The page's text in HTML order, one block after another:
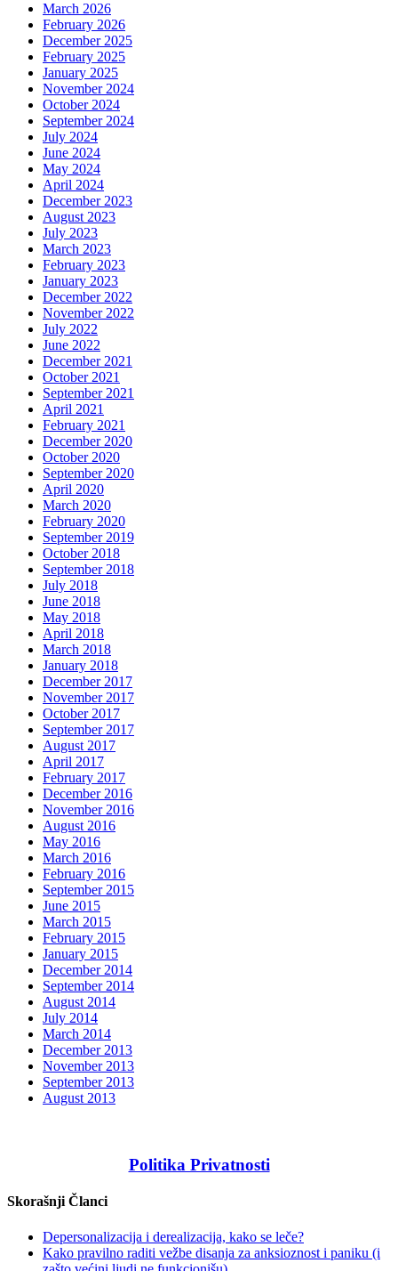
March 2026
February 2026
December 2025
February 2025
January 2025
November 2024
October 2024
September 2024
July 2024
June 2024
May 2024
April 2024
December 2023
August 2023
July 2023
March 2023
February 2023
January 2023
December 2022
November 2022
July 2022
June 2022
December 2021
October 2021
September 2021
April 2021
February 2021
December 2020
October 2020
September 2020
April 2020
March 2020
February 2020
September 2019
October 2018
September 2018
July 2018
June 2018
May 2018
April 2018
March 2018
January 2018
December 2017
November 2017
October 2017
September 2017
August 2017
April 2017
February 2017
December 2016
November 2016
August 2016
May 2016
March 2016
February 2016
September 2015
June 2015
March 2015
February 2015
January 2015
December 2014
September 2014
August 2014
July 2014
March 2014
December 2013
November 2013
September 2013
August 2013
Politika Privatnosti
Skorašnji Članci
Depersonalizacija i derealizacija, kako se leče?
Kako pravilno raditi vežbe disanja za anksioznost i paniku (i